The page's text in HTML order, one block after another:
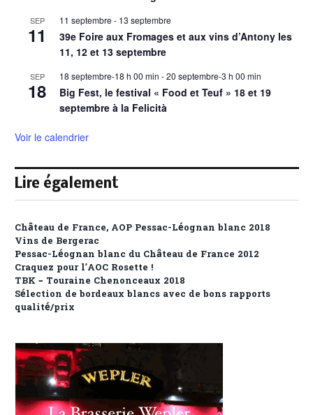
SEP
11
11 septembre - 13 septembre
39e Foire aux Fromages et aux vins d’Antony les
11, 12 et 13 septembre
SEP
18
18 septembre-18 h 00 min -20 septembre-3 h 00 min
Big Fest, le festival « Food et Teuf » 18 et 19
septembre à la Felicità
Voir le calendrier
Lire également
Château de France, AOP Pessac-Léognan blanc 2018
Vins de Bergerac
Pessac-Léognan blanc du Château de France 2012
Craquez pour l’AOC Rosette !
TBK – Touraine Chenonceaux 2018
Sélection de bordeaux blancs avec de bons rapports
qualité/prix